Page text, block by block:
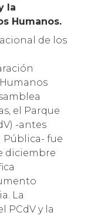
la
Humanos.
de los
el Parque
-antes
Pública- fue
diciembre
La
PCdV y la